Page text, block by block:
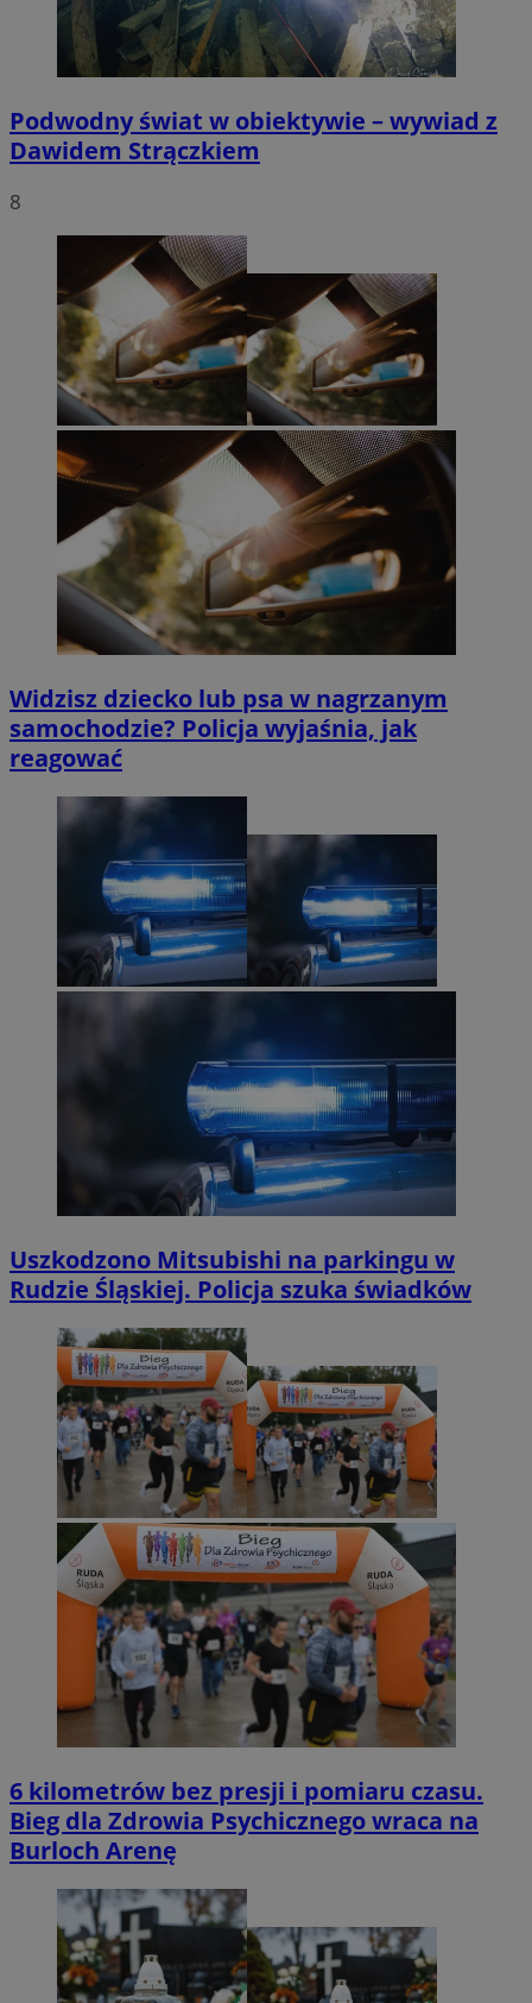
Podwodny świat w obiektywie – wywiad z
Dawidem Strączkiem
8
Widzisz dziecko lub psa w nagrzanym
samochodzie? Policja wyjaśnia, jak
reagować
Uszkodzono Mitsubishi na parkingu w
Rudzie Śląskiej. Policja szuka świadków
6 kilometrów bez presji i pomiaru czasu.
Bieg dla Zdrowia Psychicznego wraca na
Burloch Arenę